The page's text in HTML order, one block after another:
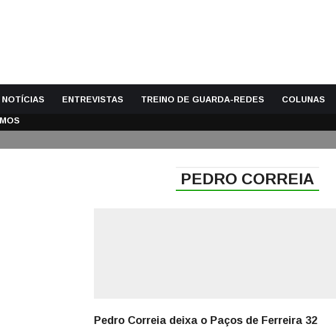
NOTÍCIAS ENTREVISTAS TREINO DE GUARDA-REDES COLUNAS
PEDRO CORREIA
Pedro Correia deixa o Paços de Ferreira 32